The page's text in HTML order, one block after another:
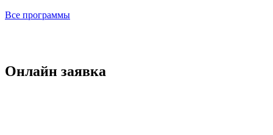
Все программы
Онлайн заявка